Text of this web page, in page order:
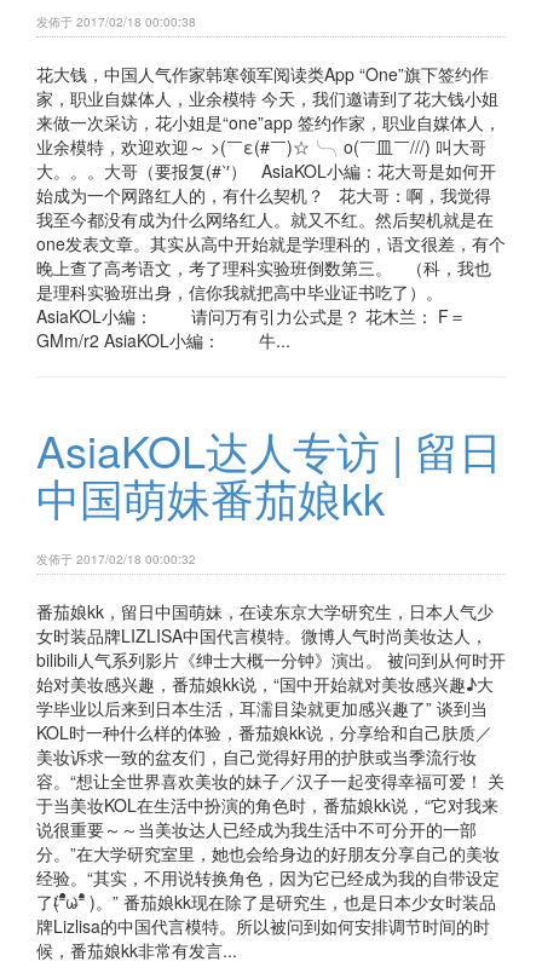
发佈于 2017/02/18 00:00:38
花大钱，中国人气作家韩寒领军阅读类App “One”旗下签约作
家，职业自媒体人，业余模特 今天，我们邀请到了花大钱小姐
来做一次采访，花小姐是“one”app 签约作家，职业自媒体人，
业余模特，欢迎欢迎～ >(￣ε(#￣)☆╰╮o(￣皿￣///) 叫大哥
大。。。大哥（要报复(#‵′） AsiaKOL小編：花大哥是如何开
始成为一个网路红人的，有什么契机？ 花大哥：啊，我觉得
我至今都没有成为什么网络红人。就又不红。然后契机就是在
one发表文章。其实从高中开始就是学理科的，语文很差，有个
晚上查了高考语文，考了理科实验班倒数第三。 （科，我也
是理科实验班出身，信你我就把高中毕业证书吃了）。
AsiaKOL小編： 请问万有引力公式是？ 花木兰： F＝
GMm/r2 AsiaKOL小編： 牛...
AsiaKOL达人专访 | 留日
中国萌妹番茄娘kk
发佈于 2017/02/18 00:00:32
番茄娘kk，留日中国萌妹，在读东京大学研究生，日本人气少
女时装品牌LIZLISA中国代言模特。微博人气时尚美妆达人，
bilibili人气系列影片《绅士大概一分钟》演出。 被问到从何时开
始对美妆感兴趣，番茄娘kk说，“国中开始就对美妆感兴趣♪大
学毕业以后来到日本生活，耳濡目染就更加感兴趣了” 谈到当
KOL时一种什么样的体验，番茄娘kk说，分享给和自己肤质／
美妆诉求一致的盆友们，自己觉得好用的护肤或当季流行妆
容。“想让全世界喜欢美妆的妹子／汉子一起变得幸福可爱！ 关
于当美妆KOL在生活中扮演的角色时，番茄娘kk说，“它对我来
说很重要～～当美妆达人已经成为我生活中不可分开的一部
分。”在大学研究室里，她也会给身边的好朋友分享自己的美妆
经验。“其实，不用说转换角色，因为它已经成为我的自带设定
了(ؓؒؒؑؑؖؔؓؒؐؐ⁼̴̀ωؘؙؖؕؔؓؒؑؐؕ⁼̴̀ )。” 番茄娘kk现在除了是研究生，也是日本少女时装品
牌Lizlisa的中国代言模特。所以被问到如何安排调节时间的时
候，番茄娘kk非常有发言...